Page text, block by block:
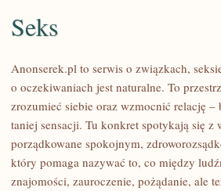
SEKS
Seks
Anonserek.pl to serwis o związkach,
o oczekiwaniach jest naturalne. To
zrozumieć siebie oraz wzmocnić relację –
taniej sensacji. Tu konkret spotykają się z
porządkowane spokojnym,
który pomaga nazywać to, co między
znajomości, zauroczenie, pożądanie, ale